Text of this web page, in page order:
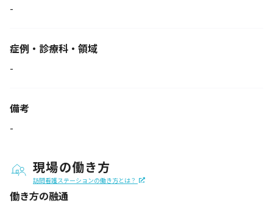
-
症例・診療科・ 領域
-
備考
-
現場の働き方
訪問看護ステーションの働き方とは？
働き方の融通